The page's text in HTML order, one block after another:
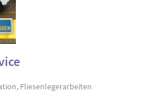
Fliesenlegerarbeiten